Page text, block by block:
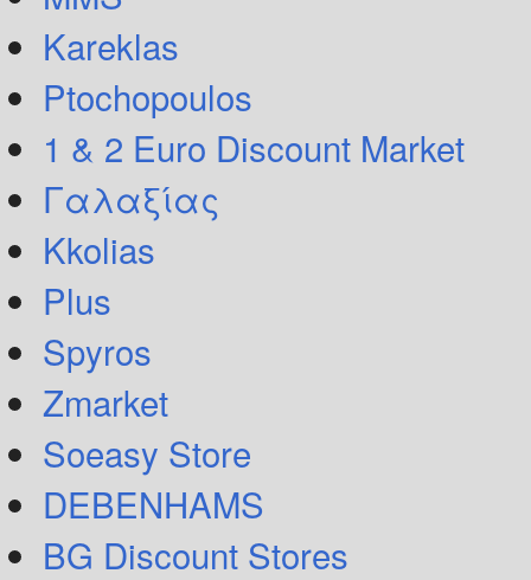
Kareklas
Ptochopoulos
1 & 2 Euro Discount Market
Γαλαξίας
Kkolias
Plus
Spyros
Zmarket
Soeasy Store
DEBENHAMS
BG Discount Stores